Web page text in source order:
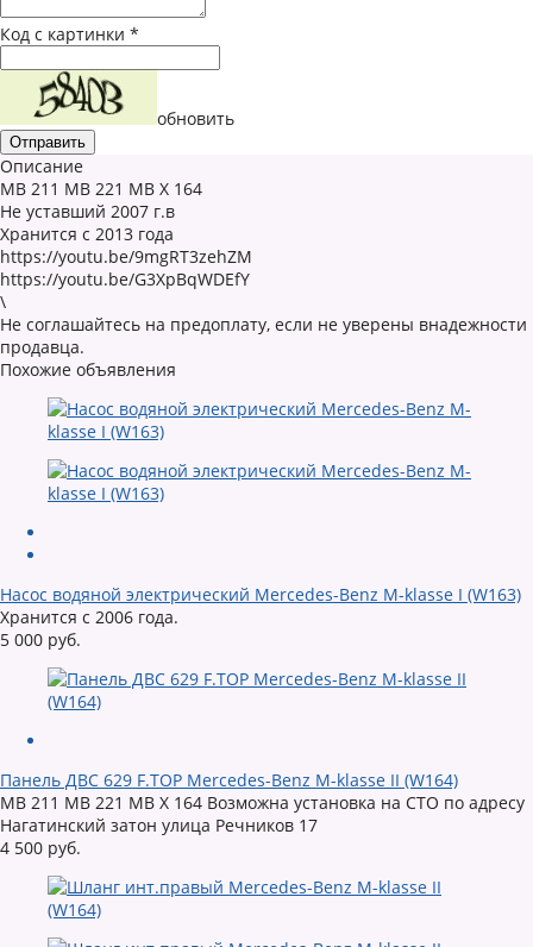
Код с картинки *
обновить
Описание
MB 211 MB 221 MB X 164
Не уставший 2007 г.в
Хранится с 2013 года
https://youtu.be/9mgRT3zehZM
https://youtu.be/G3XpBqWDEfY
\
Не соглашайтесь на предоплату, если не уверены внадежности
продавца.
Похожие объявления
Насос водяной электрический Mercedes-Benz M-klasse I (W163)
Хранится с 2006 года.
5 000 руб.
Панель ДВС 629 F.TOP Mercedes-Benz M-klasse II (W164)
MB 211 MB 221 MB X 164 Возможна установка на СТО по адресу
Нагатинский затон улица Речников 17
4 500 руб.